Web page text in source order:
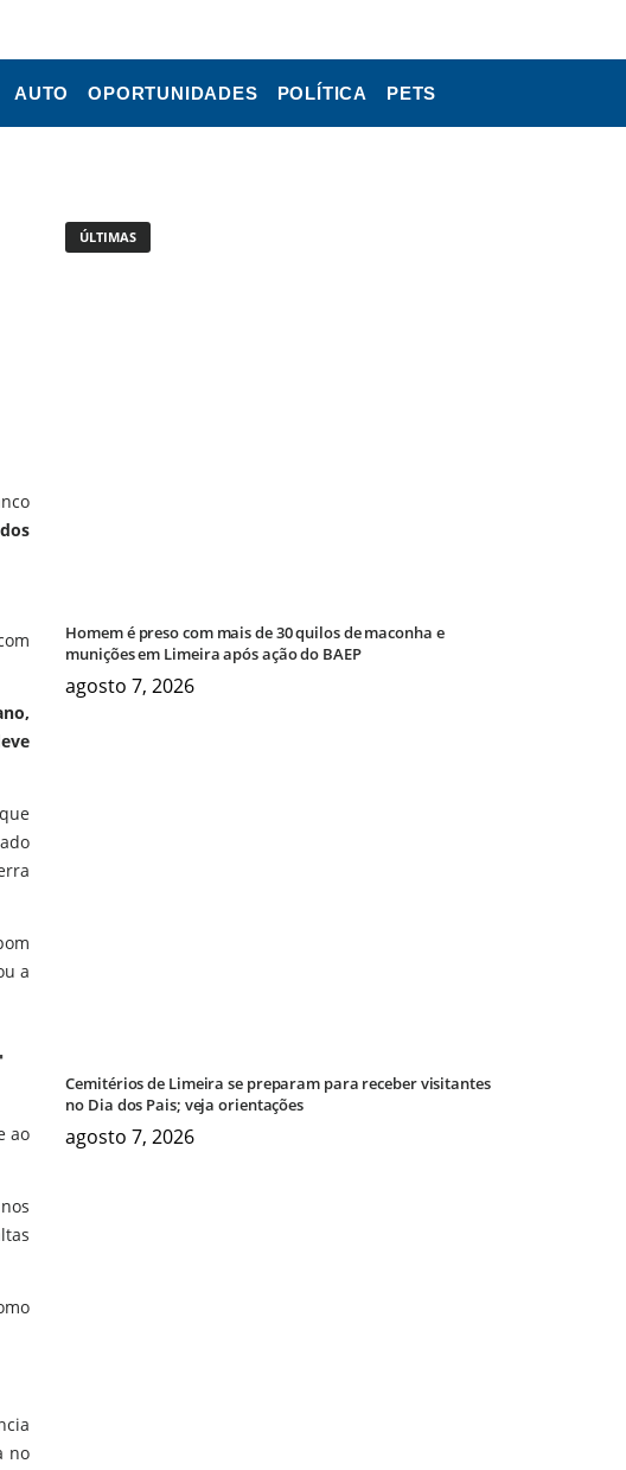
AUTO OPORTUNIDADES POLÍTICA PETS
a
ao
no
ÚLTIMAS
Homem é preso com mais de 30 quilos de maconha e
munições em Limeira após ação do BAEP
agosto 7, 2026
Cemitérios de Limeira se preparam para receber visitantes
no Dia dos Pais; veja orientações
agosto 7, 2026